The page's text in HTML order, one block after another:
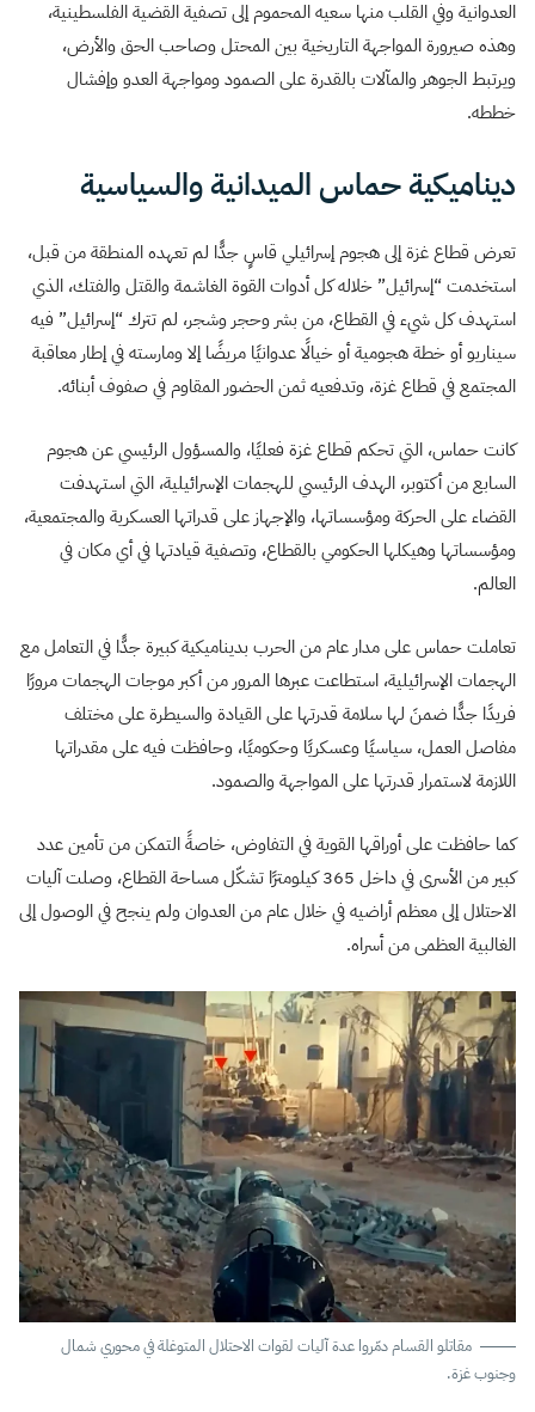
العدوانية وفي القلب منها سعيه المحموم إلى تصفية القضية الفلسطينية،
وهذه صيرورة المواجهة التاريخية بين المحتل وصاحب الحق والأرض،
ويرتبط الجوهر والمآلات بالقدرة على الصمود ومواجهة العدو وإفشال
خططه.
ديناميكية حماس الميدانية والسياسية
تعرض قطاع غزة إلى هجوم إسرائيلي قاسٍ جدًّا لم تعهده المنطقة من قبل،
استخدمت “إسرائيل” خلاله كل أدوات القوة الغاشمة والقتل والفتك، الذي
استهدف كل شيء في القطاع، من بشر وحجر وشجر، لم تترك “إسرائيل” فيه
سيناريو أو خطة هجومية أو خيالًا عدوانيًا مريضًا إلا ومارسته في إطار معاقبة
المجتمع في قطاع غزة، وتدفعيه ثمن الحضور المقاوم في صفوف أبنائه.
كانت حماس، التي تحكم قطاع غزة فعليًا، والمسؤول الرئيسي عن هجوم
السابع من أكتوبر، الهدف الرئيسي للهجمات الإسرائيلية، التي استهدفت
القضاء على الحركة ومؤسساتها، والإجهاز على قدراتها العسكرية والمجتمعية،
ومؤسساتها وهيكلها الحكومي بالقطاع، وتصفية قيادتها في أي مكان في
العالم.
تعاملت حماس على مدار عام من الحرب بديناميكية كبيرة جدًّا في التعامل مع
الهجمات الإسرائيلية، استطاعت عبرها المرور من أكبر موجات الهجمات مرورًا
فريدًا جدًّا ضمنَ لها سلامة قدرتها على القيادة والسيطرة على مختلف
مفاصل العمل، سياسيًا وعسكريًا وحكوميًا، وحافظت فيه على مقدراتها
اللازمة لاستمرار قدرتها على المواجهة والصمود.
كما حافظت على أوراقها القوية في التفاوض، خاصةً التمكن من تأمين عدد
كبير من الأسرى في داخل 365 كيلومترًا تشكّل مساحة القطاع، وصلت آليات
الاحتلال إلى معظم أراضيه في خلال عام من العدوان ولم ينجح في الوصول إلى
الغالبية العظمى من أسراه.
مقاتلو القسام دمّروا عدة آليات لقوات الاحتلال المتوغلة في محوري شمال
وجنوب غزة.